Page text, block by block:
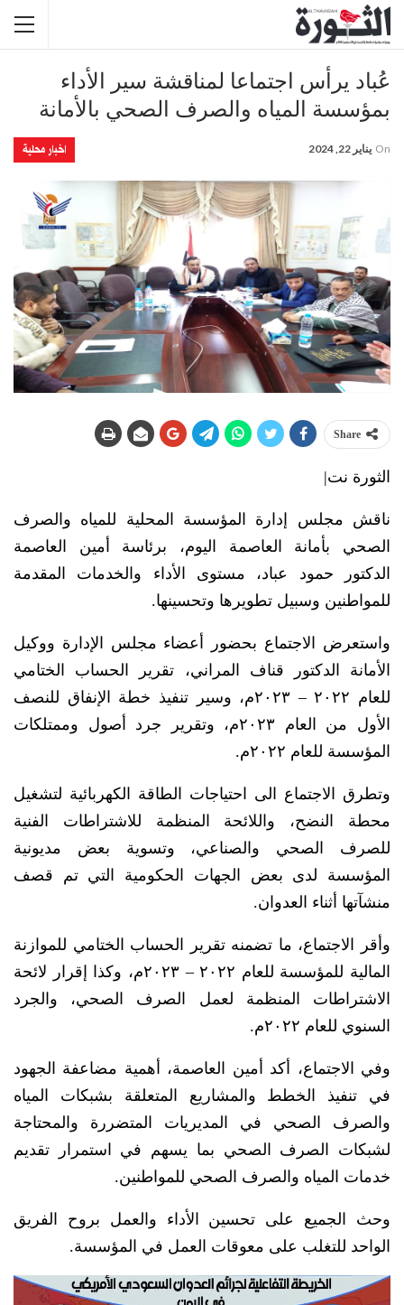
عُباد يرأس اجتماعا لمناقشة سير الأداء
بمؤسسة المياه والصرف الصحي بالأمانة
اخبار محلية On يناير 22, 2024
Share
الثورة نت|
ناقش مجلس إدارة المؤسسة المحلية للمياه والصرف
الصحي بأمانة العاصمة اليوم، برئاسة أمين العاصمة
الدكتور حمود عباد، مستوى الأداء والخدمات المقدمة
للمواطنين وسبيل تطويرها وتحسينها.
واستعرض الاجتماع بحضور أعضاء مجلس الإدارة ووكيل
الأمانة الدكتور قناف المراني، تقرير الحساب الختامي
للعام ٢٠٢٢ – ٢٠٢٣م، وسير تنفيذ خطة الإنفاق للنصف
الأول من العام ٢٠٢٣م، وتقرير جرد أصول وممتلكات
المؤسسة للعام ٢٠٢٢م.
وتطرق الاجتماع الى احتياجات الطاقة الكهربائية لتشغيل
محطة النضح، واللائحة المنظمة للاشتراطات الفنية
للصرف الصحي والصناعي، وتسوية بعض مديونية
المؤسسة لدى بعض الجهات الحكومية التي تم قصف
منشآتها أثناء العدوان.
وأقر الاجتماع، ما تضمنه تقرير الحساب الختامي للموازنة
المالية للمؤسسة للعام ٢٠٢٢ – ٢٠٢٣م، وكذا إقرار لائحة
الاشتراطات المنظمة لعمل الصرف الصحي، والجرد
السنوي للعام ٢٠٢٢م.
وفي الاجتماع، أكد أمين العاصمة، أهمية مضاعفة الجهود
في تنفيذ الخطط والمشاريع المتعلقة بشبكات المياه
والصرف الصحي في المديريات المتضررة والمحتاجة
لشبكات الصرف الصحي بما يسهم في استمرار تقديم
خدمات المياه والصرف الصحي للمواطنين.
وحث الجميع على تحسين الأداء والعمل بروح الفريق
الواحد للتغلب على معوقات العمل في المؤسسة.